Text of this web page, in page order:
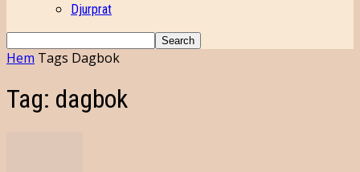
Djurprat
Hem Tags Dagbok
Tag: dagbok